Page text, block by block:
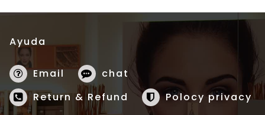
Ayuda
Email
chat
Return & Refund
Polocy privacy